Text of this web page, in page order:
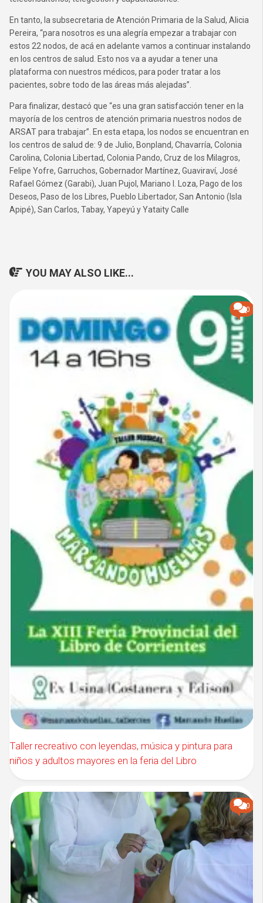
En tanto, la subsecretaria de Atención Primaria de la Salud, Alicia
Pereira, “para nosotros es una alegría empezar a trabajar con
estos 22 nodos, de acá en adelante vamos a continuar instalando
en los centros de salud. Esto nos va a ayudar a tener una
plataforma con nuestros médicos, para poder tratar a los
pacientes, sobre todo de las áreas más alejadas”.
Para finalizar, destacó que “es una gran satisfacción tener en la
mayoría de los centros de atención primaria nuestros nodos de
ARSAT para trabajar”. En esta etapa, los nodos se encuentran en
los centros de salud de: 9 de Julio, Bonpland, Chavarría, Colonia
Carolina, Colonia Libertad, Colonia Pando, Cruz de los Milagros,
Felipe Yofre, Garruchos, Gobernador Martínez, Guaviraví, José
Rafael Gómez (Garabi), Juan Pujol, Mariano I. Loza, Pago de los
Deseos, Paso de los Libres, Pueblo Libertador, San Antonio (Isla
Apipé), San Carlos, Tabay, Yapeyú y Yataity Calle
YOU MAY ALSO LIKE...
0
Taller recreativo con leyendas, música y pintura para
niños y adultos mayores en la feria del Libro
0